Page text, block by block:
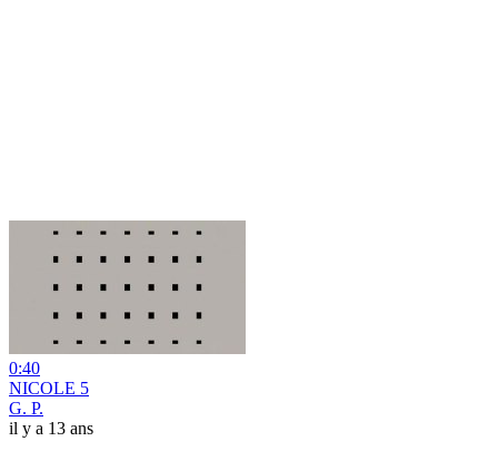
0:40
NICOLE 5
G. P.
il y a 13 ans